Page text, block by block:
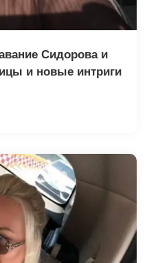
Сидорова и
и новые интриги